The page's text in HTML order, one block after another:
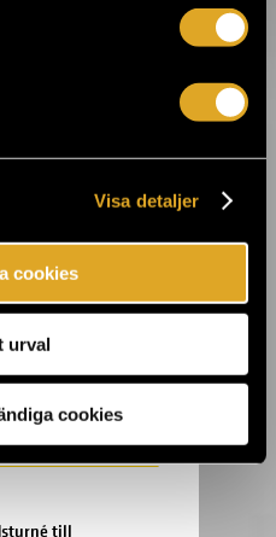
Visa detaljer
cookies
urval
cookies
livet och andra
Womens
utställning
i Tiketti
till